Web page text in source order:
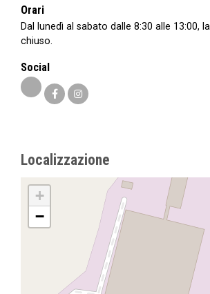
Orari
Dal lunedì al sabato dalle 8:30 alle 13:00,
chiuso.
Social
Localizzazione
+
−